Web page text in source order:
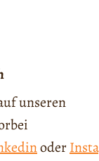
unseren
oder